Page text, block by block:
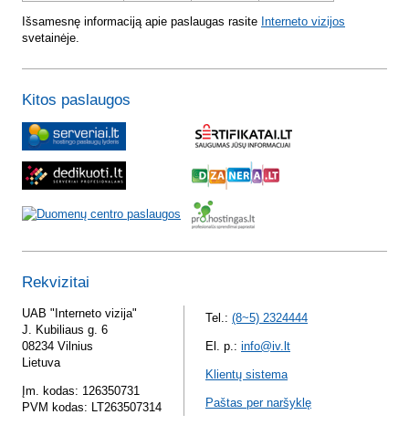
Išsamesnę informaciją apie paslaugas rasite Interneto vizijos
svetainėje.
Kitos paslaugos
Rekvizitai
UAB "Interneto vizija"
J. Kubiliaus g. 6
08234 Vilnius
Lietuva
Įm. kodas: 126350731
PVM kodas: LT263507314
Tel.: (8~5) 2324444
El. p.: info@iv.lt
Klientų sistema
Paštas per naršyklę